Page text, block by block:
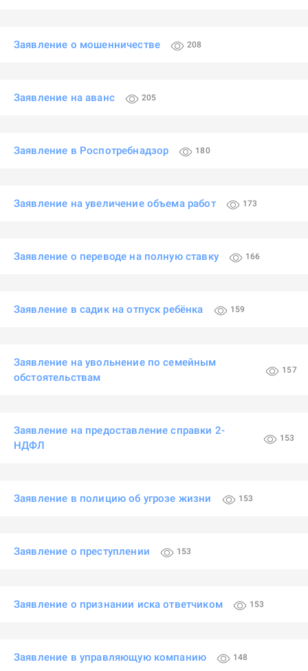
Заявление о мошенничестве 208
Заявление на аванс 205
Заявление в Роспотребнадзор 180
Заявление на увеличение объема работ 173
Заявление о переводе на полную ставку 166
Заявление в садик на отпуск ребёнка 159
Заявление на увольнение по семейным
обстоятельствам
157
Заявление на предоставление справки 2-
НДФЛ
153
Заявление в полицию об угрозе жизни 153
Заявление о преступлении 153
Заявление о признании иска ответчиком 153
Заявление в управляющую компанию 148